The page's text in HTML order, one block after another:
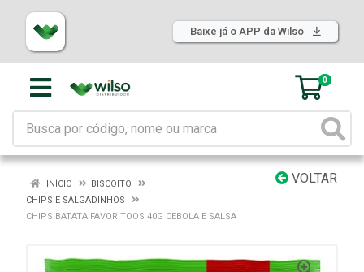
Baixe já o APP da Wilso
0
VOLTAR
INÍCIO
BISCOITO
CHIPS E SALGADINHOS
CHIPS BATATA FAVORITOOS 40G CEBOLA E SALSA